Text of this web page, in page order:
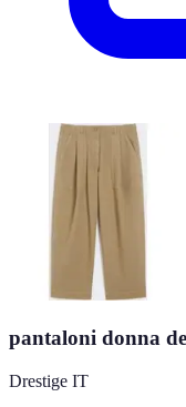
pantaloni donna
Drestige IT